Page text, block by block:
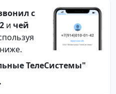
с
и чей
ТелеСистемы"